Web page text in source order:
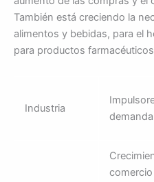
También está creciendo la
alimentos y bebidas, para el
para productos
Industria
demanda